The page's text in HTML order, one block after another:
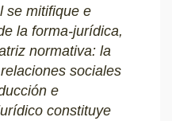
se mitifique e
la forma-jurídica,
normativa: la
sociales
e
constituye